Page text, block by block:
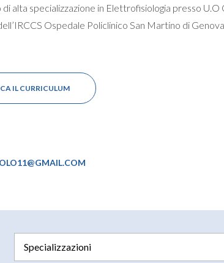
di alta specializzazione in Elettrofisiologia presso
Ospedale Policlinico San Martino di
IL CURRICULUM